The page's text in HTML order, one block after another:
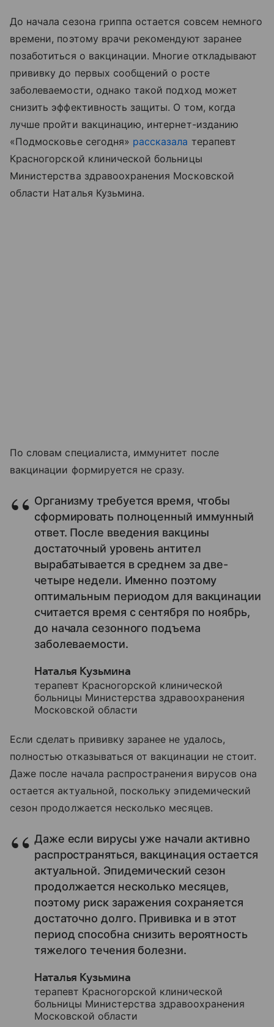
До начала сезона гриппа остается совсем немного
времени, поэтому врачи рекомендуют заранее
позаботиться о вакцинации. Многие откладывают
прививку до первых сообщений о росте
заболеваемости, однако такой подход может
снизить эффективность защиты. О том, когда
лучше пройти вакцинацию, интернет-изданию
«Подмосковье сегодня» рассказала терапевт
Красногорской клинической больницы
Министерства здравоохранения Московской
области Наталья Кузьмина.
По словам специалиста, иммунитет после
вакцинации формируется не сразу.
Организму требуется время, чтобы
сформировать полноценный иммунный
ответ. После введения вакцины
достаточный уровень антител
вырабатывается в среднем за две-
четыре недели. Именно поэтому
оптимальным периодом для вакцинации
считается время с сентября по ноябрь,
до начала сезонного подъема
заболеваемости.
Наталья Кузьмина
терапевт Красногорской клинической
больницы Министерства здравоохранения
Московской области
Если сделать прививку заранее не удалось,
полностью отказываться от вакцинации не стоит.
Даже после начала распространения вирусов она
остается актуальной, поскольку эпидемический
сезон продолжается несколько месяцев.
Даже если вирусы уже начали активно
распространяться, вакцинация остается
актуальной. Эпидемический сезон
продолжается несколько месяцев,
поэтому риск заражения сохраняется
достаточно долго. Прививка и в этот
период способна снизить вероятность
тяжелого течения болезни.
Наталья Кузьмина
терапевт Красногорской клинической
больницы Министерства здравоохранения
Московской области